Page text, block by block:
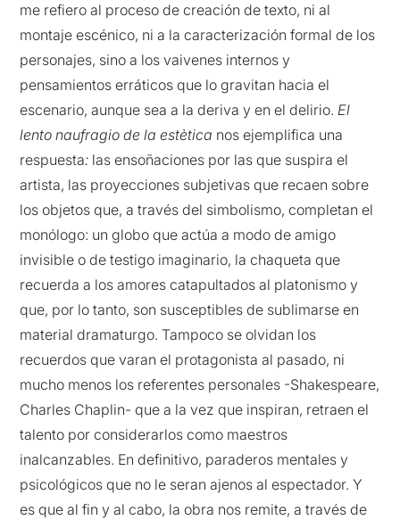
me refiero al proceso de creación de texto, ni al
montaje escénico, ni a la caracterización formal de los
personajes, sino a los vaivenes internos y
pensamientos erráticos que lo gravitan hacia el
escenario, aunque sea a la deriva y en el delirio.El
lento naufragio de la estètica nos ejemplifica una
respuesta: las ensoñaciones por las que suspira el
artista, las proyecciones subjetivas que recaen sobre
los objetos que, a través del simbolismo, completan el
monólogo: un globo que actúa a modo de amigo
invisible o de testigo imaginario, la chaqueta que
recuerda a los amores catapultados al platonismo y
que, por lo tanto, son susceptibles de sublimarse en
material dramaturgo. Tampoco se olvidan los
recuerdos que varan el protagonista al pasado, ni
mucho menos los referentes personales -Shakespeare,
Charles Chaplin- que a la vez que inspiran, retraen el
talento por considerarlos como maestros
inalcanzables. En definitivo, paraderos mentales y
psicológicos que no le seran ajenos al espectador. Y
es que al fin y al cabo, la obra nos remite, a través de